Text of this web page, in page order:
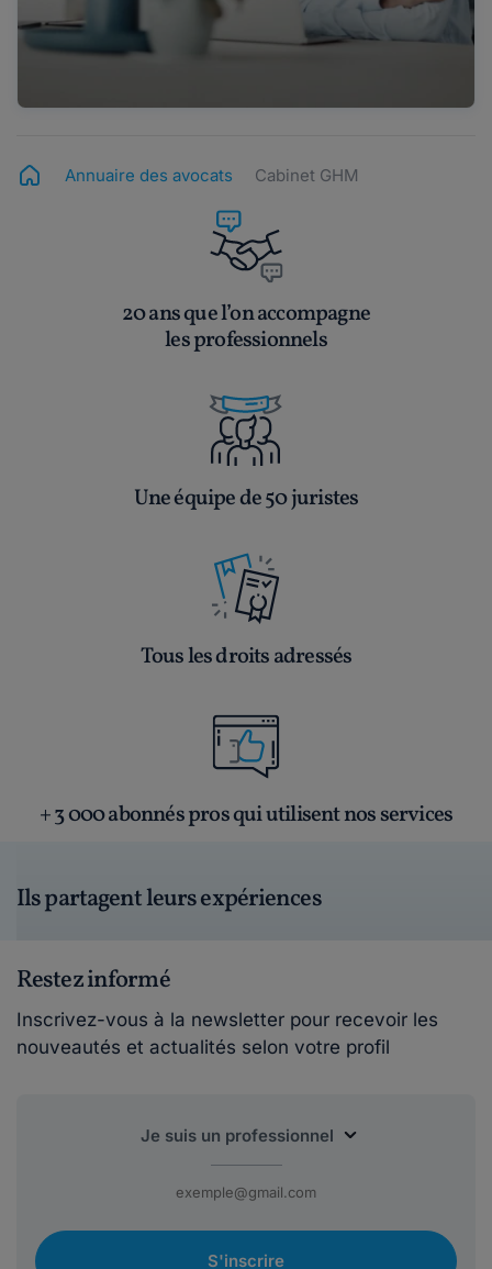
Annuaire des avocats Cabinet GHM
20 ans que l’on accompagne
les professionnels
Une équipe de 50 juristes
Tous les droits adressés
+ 3 000 abonnés pros qui utilisent nos services
Ils partagent leurs expériences
Restez informé
Inscrivez-vous à la newsletter pour recevoir les
nouveautés et actualités selon votre profil
S'inscrire